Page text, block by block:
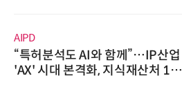
AIPD
“특허분석도 AI와 함께”…IP산업
'AX' 시대 본격화, 지식재산처 1호